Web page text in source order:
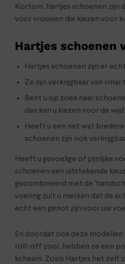
Kortom, hartjes schoenen zijn
voor vrouwen die kiezen voor
Hartjes schoenen
Hartjes schoenen zijn er
Ze zijn verkrijgbaar van smal
Bent u op zoek naar
dan kan u kiezen voor de
Heeft u een net wat
schoenen zijn ook
Heeft u gevoelige of pijnlijke
schoenen een uitstekende
gecombineerd met de
voering zult u merken dat de
echt een genot zijn voor uw
En doordat ook deze
roll-off zool, hebben ze een
lichaam. Zoals Hartjes het zelf